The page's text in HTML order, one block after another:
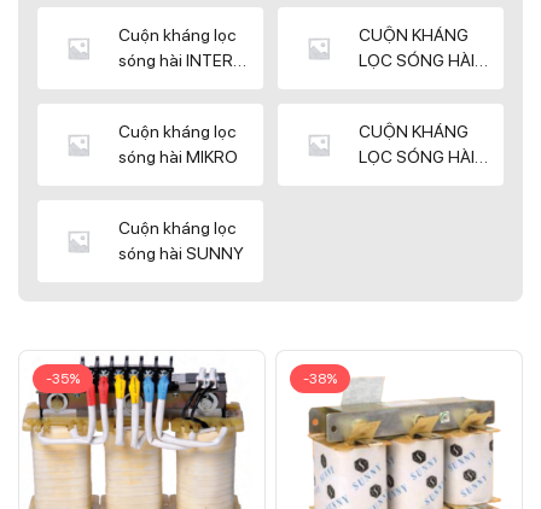
Cuộn kháng lọc
sóng hài INTER
CUỘN KHÁNG
LỌC SÓNG HÀI
Cuộn kháng lọc
sóng hài MIKRO
CUỘN KHÁNG
LỌC SÓNG HÀI
Cuộn kháng lọc
sóng hài SUNNY
-35% -38%